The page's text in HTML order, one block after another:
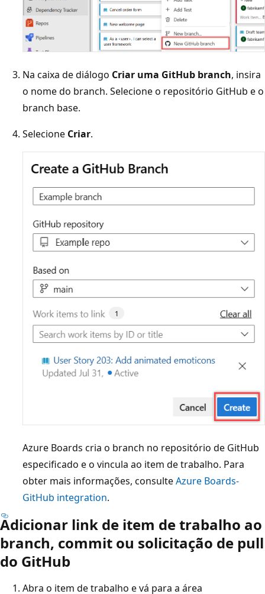
Na caixa de diálogo Criar uma GitHub branch, insira
o nome do branch. Selecione o repositório GitHub e o
branch base.
Selecione Criar.
Azure Boards cria o branch no repositório de GitHub
especificado e o vincula ao item de trabalho. Para
obter mais informações, consulteAzure Boards-
GitHub integration.
Adicionar link de item de trabalho ao
branch, commit ou solicitação de pull
do GitHub
Abra o item de trabalho e vá para a área